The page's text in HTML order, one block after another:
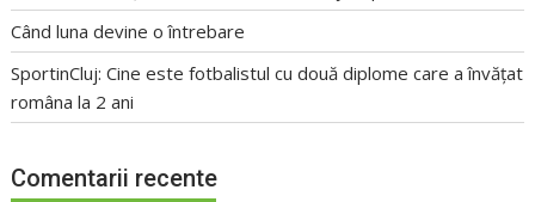
Când luna devine o întrebare
SportinCluj: Cine este fotbalistul cu două diplome care a învățat
româna la 2 ani
Comentarii recente